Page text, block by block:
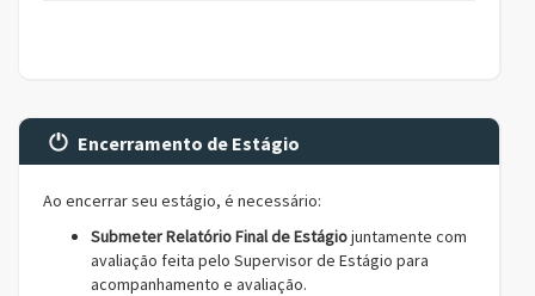
Encerramento de Estágio
Ao encerrar seu estágio, é necessário:
Submeter Relatório Final de Estágiojuntamente com
avaliação feita pelo Supervisor de Estágio para
acompanhamento e avaliação.